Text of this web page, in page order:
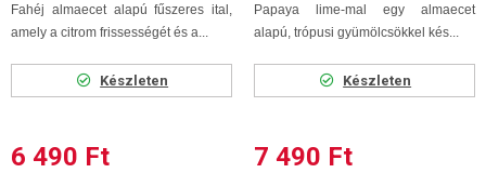
Fahéj almaecet alapú fűszeres ital,
amely a citrom frissességét és a...
Készleten
6 490 Ft
Papaya lime-mal egy almaecet
alapú, trópusi gyümölcsökkel kés...
Készleten
7 490 Ft